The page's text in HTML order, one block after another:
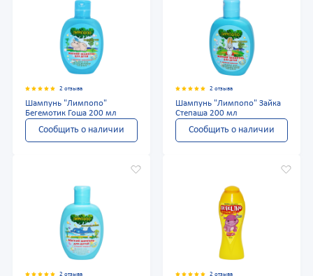
2 отзыва
Шампунь "Лимпопо"
Бегемотик Гоша 200 мл
Сообщить о наличии
2 отзыва
Шампунь "Лимпопо" Зайка
Степаша 200 мл
Сообщить о наличии
2 отзыва 2 отзыва